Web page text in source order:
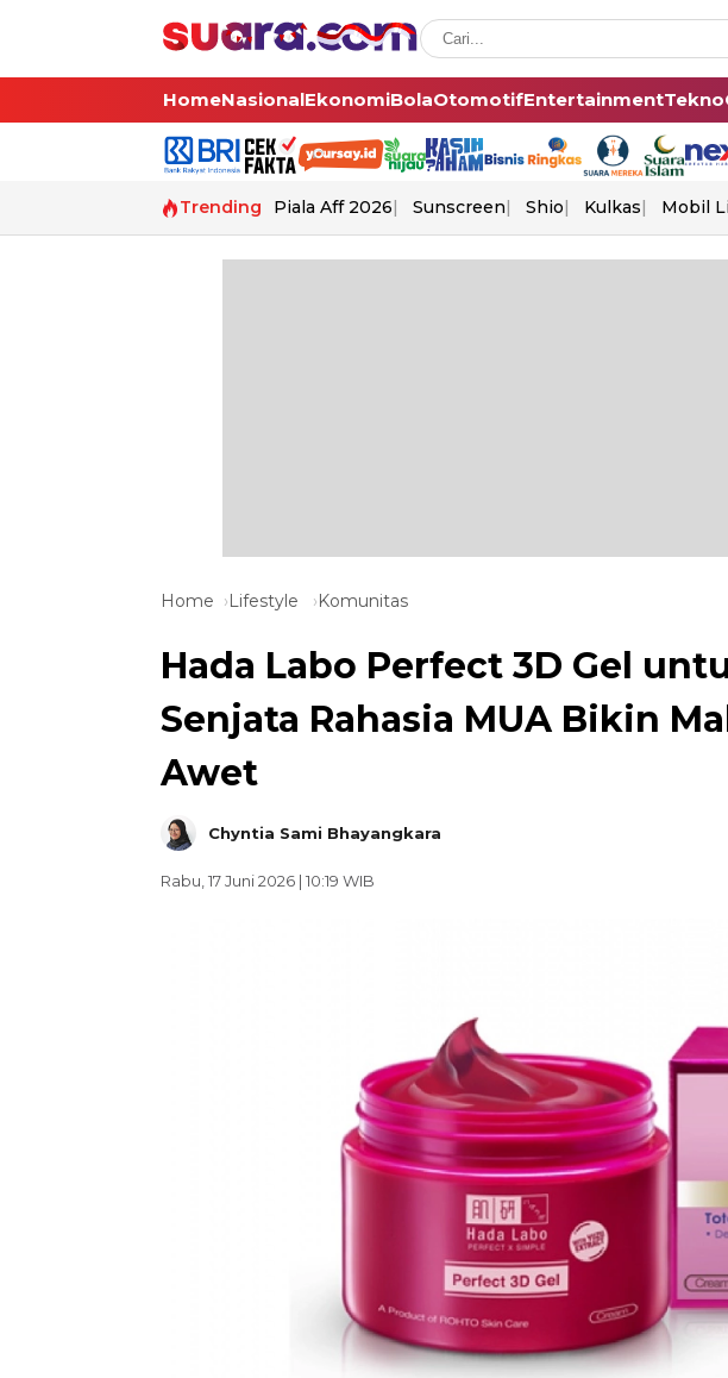
HomeNasionalEkonomiBolaOtomotifEntertainmentTekno
Trending Piala Aff 2026 Sunscreen Shio Kulkas Mobil
Home Lifestyle Komunitas
Hada Labo Perfect 3D Gel
Senjata Rahasia MUA Bikin
Awet
Chyntia Sami Bhayangkara
Rabu, 17 Juni 2026 | 10:19 WIB